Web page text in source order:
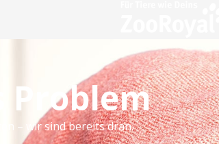
Problem
– wir sind bereits dran.